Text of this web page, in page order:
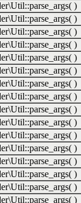
)
)
)
)
)
)
)
)
)
)
)
)
)
)
)
)